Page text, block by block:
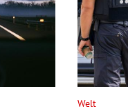
Welt